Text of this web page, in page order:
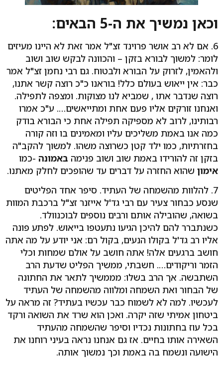
וכאן נמשיך את ה-5 הבאים:
6. אם לא רב אושר פרוינד זצ"ל אמר זאת לא היינו מעיזים
לומר: למשוך לבורא בזקן – והכוונה לבקש שוב ושוב
ולהאמין, לזרוק על הבורא ולבטוח. גם רבי נחמן זצ"ל אמר
כבר: אין ייאוש בעולם כלל! בוראנו כ"כ רוצה קשר אתנו,
רוצה שנדבר אתו , שמביא לנו מצוקות. ומצפה לתפילה.
ואנחנו זורקים אליו פעם אחת ומתייאשים…. ע"כ אמרו
רבותינו, לרוב לא מספיקה תפילה אחת כי הבורא בודק
כמה אנו באמת משליכים עליו ומאמינים בו וזה קורה
בחזרתיות, כמו ילד קטן כשרוצה משהו. למשוך להקב"ה
בזקן זה להורידו באמת שוב ושוב פנימה באמונה -כמו
אימון שהוא החזרה על דברים עד שהופכים לחלק מאתנו.
7. להלוות מהשמחה של העתיד. סיפר אחד הפליטים
שנסע כבחור צעיר עם רבי גד'ל אייזנר זצ"ל ברכבת המוות
בשואה, שהובילה אותם ורבים נוספים לבוכנוולד.
כשנתברר להם להיכן הגיעו נתעטפו בייאוש. לפתע פונה
אליו רב גד'ל בקולו הנעים, בקול רם: אני יודע על מה אתה
חושב ברגעים אלה! אתה חושב על אולם שמחות וכלי
הזמר וריקודים…. חשבתי, ממשיך הפליט שדעת הרב
השתבשה. אך הרב בשלו: מממשיך לתאר את החתונה
של הבחור ואת השמחה ומלווה מהשמחה של העתיד
לעכשיו. למה לא לשמוח כבר עכשיו בעתיד? זה מראה על
ביטחון אמיתי שזה יקרה. ואכן הוא שרד את השואה ורקד
בכל עוז בחתונות נכדיו וסיפר שהשמחה מהעתיד
השאירה אותו בחיים. אז גם אנחנו נראה בעיני רוחנו את
הישועה ונשמח בה באמת וכך נמשוך אותה.